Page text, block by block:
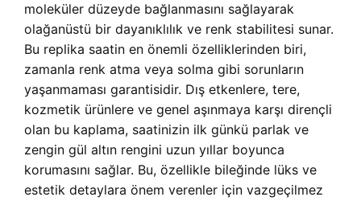
moleküler düzeyde bağlanmasını sağlayarak
olağanüstü bir dayanıklılık ve renk stabilitesi sunar.
Bu replika saatin en önemli özelliklerinden biri,
zamanla renk atma veya solma gibi sorunların
yaşanmaması garantisidir. Dış etkenlere, tere,
kozmetik ürünlere ve genel aşınmaya karşı dirençli
olan bu kaplama, saatinizin ilk günkü parlak ve
zengin gül altın rengini uzun yıllar boyunca
korumasını sağlar. Bu, özellikle bileğinde lüks ve
estetik detaylara önem verenler için vazgeçilmez